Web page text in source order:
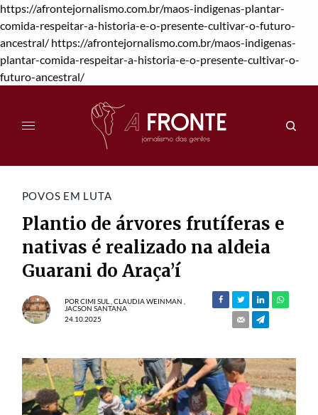
https://afrontejornalismo.com.br/maos-indigenas-plantar-
comida-respeitar-a-historia-e-o-presente-cultivar-o-futuro-
ancestral/ https://afrontejornalismo.com.br/maos-indigenas-
plantar-comida-respeitar-a-historia-e-o-presente-cultivar-o-
futuro-ancestral/
POVOS EM LUTA
Plantio de árvores frutíferas e
nativas é realizado na aldeia
Guarani do Araça’í
PORCIMI SUL CLAUDIA WEINMAN
JACSON SANTANA
24.10.2025